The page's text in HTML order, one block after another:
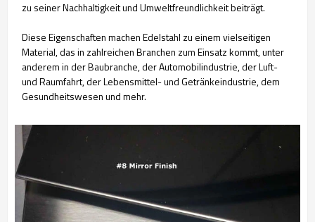
zu seiner Nachhaltigkeit und Umweltfreundlichkeit beiträgt.
Diese Eigenschaften machen Edelstahl zu einem vielseitigen
Material, das in zahlreichen Branchen zum Einsatz kommt, unter
anderem in der Baubranche, der Automobilindustrie, der Luft-
und Raumfahrt, der Lebensmittel- und Getränkeindustrie, dem
Gesundheitswesen und mehr.